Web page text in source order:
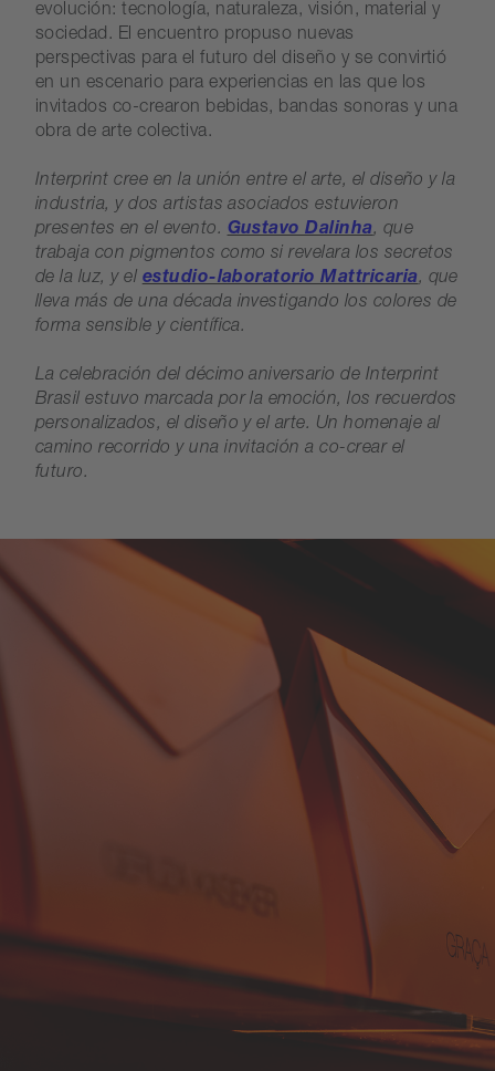
evolución: tecnología, naturaleza, visión, material y
sociedad. El encuentro propuso nuevas
perspectivas para el futuro del diseño y se convirtió
en un escenario para experiencias en las que los
invitados co-crearon bebidas, bandas sonoras y una
obra de arte colectiva.
Interprint cree en la unión entre el arte, el diseño y la
industria, y dos artistas asociados estuvieron
presentes en el evento. Gustavo Dalinha, que
trabaja con pigmentos como si revelara los secretos
de la luz, y el estudio-laboratorio Mattricaria, que
lleva más de una década investigando los colores de
forma sensible y científica.
La celebración del décimo aniversario de Interprint
Brasil estuvo marcada por la emoción, los recuerdos
personalizados, el diseño y el arte. Un homenaje al
camino recorrido y una invitación a co-crear el
futuro.